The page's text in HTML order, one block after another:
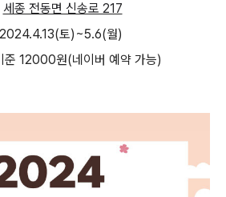
세종 전동면 신송로 217
토)~5.6(월)
준 12000원(네이버 예약 가능)